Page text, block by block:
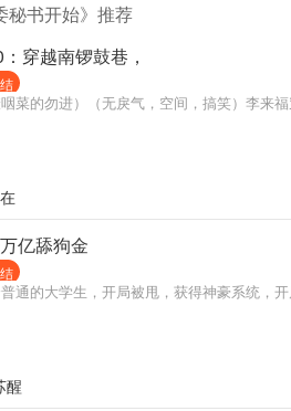
秘书开始》推荐
穿越南锣鼓巷，
咽菜的勿进）（无戾气，空间，搞笑）李
亿舔狗金
通的大学生，开局被甩，获得神豪系统，
醒